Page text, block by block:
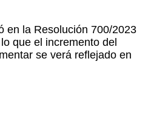
en la Resolución 700/2023
que el incremento del
se verá reflejado en